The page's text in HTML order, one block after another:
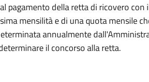
pagamento della retta di ricovero
mensilità e di una quota mensile
annualmente
il concorso alla retta.